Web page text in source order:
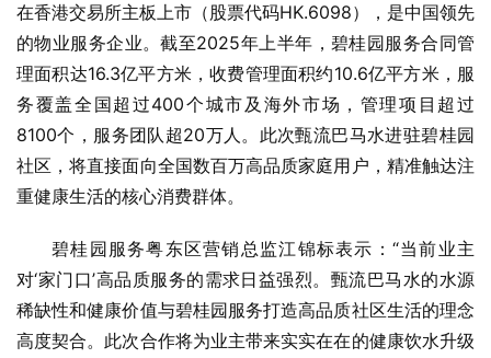
在香港交易所主板上市（股票代码HK.6098），是中国领先
的物业服务企业。截至2025年上半年，碧桂园服务合同管
理面积达16.3亿平方米，收费管理面积约10.6亿平方米，服
务覆盖全国超过400个城市及海外市场，管理项目超过
8100个，服务团队超20万人。此次甄流巴马水进驻碧桂园
社区，将直接面向全国数百万高品质家庭用户，精准触达注
重健康生活的核心消费群体。
碧桂园服务粤东区营销总监江锦标表示：“当前业主
对‘家门口’高品质服务的需求日益强烈。甄流巴马水的水源
稀缺性和健康价值与碧桂园服务打造高品质社区生活的理念
高度契合。此次合作将为业主带来实实在在的健康饮水升级